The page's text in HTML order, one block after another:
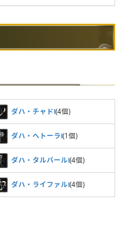
ダハ・チャドⅠ(4個)
ダハ・ヘトーラⅠ(1個)
ダハ・タルバールⅠ(4個)
ダハ・ライファルⅠ(4個)